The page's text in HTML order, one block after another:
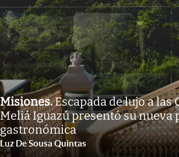
Misiones.Escapada de lujo a las
Meliá Iguazú presentó su nueva
gastronómica
Luz De Sousa Quintas